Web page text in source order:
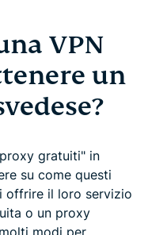
VPN
un
gratuiti" in
su come questi
offrire il loro servizio
o un proxy